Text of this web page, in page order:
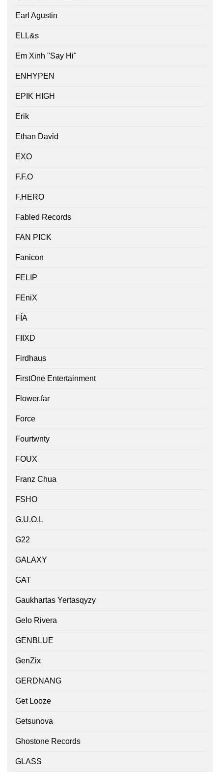
Earl Agustin
ELL&s
Em Xinh "Say Hi"
ENHYPEN
EPIK HIGH
Erik
Ethan David
EXO
F.F.O
F.HERO
Fabled Records
FAN PICK
Fanicon
FELIP
FEniX
FÍA
FIIXD
Firdhaus
FirstOne Entertainment
Flower.far
Force
Fourtwnty
FOUX
Franz Chua
FSHO
G.U.O.L
G22
GALAXY
GAT
Gaukhartas Yertasqyzy
Gelo Rivera
GENBLUE
GenZix
GERDNANG
Get Looze
Getsunova
Ghostone Records
GLASS